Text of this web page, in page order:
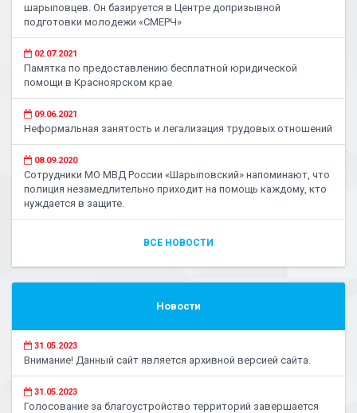
шарыповцев. Он базируется в Центре допризывной
подготовки молодежи «СМЕРЧ»
02.07.2021
Памятка по предоставлению бесплатной юридической
помощи в Красноярском крае
09.06.2021
Неформальная занятость и легализация трудовых отношений
08.09.2020
Сотрудники МО МВД России «Шарыповский» напоминают, что
полиция незамедлительно приходит на помощь каждому, кто
нуждается в защите.
ВСЕ НОВОСТИ
Новости
31.05.2023
Внимание! Данный сайт является архивной версией сайта.
31.05.2023
Голосование за благоустройство территорий завершается